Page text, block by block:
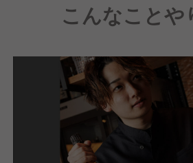
毎で遊びに出かけるなどスタッ
のウリです！
どこにも負けない「働いて楽しい
り上げていきましょう！
■■□―――風通しの良い社風も
弊社で働くスタッフの平均年齢
こんなことや